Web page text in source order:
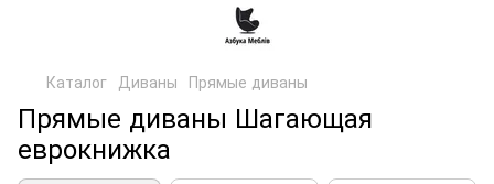
Каталог Диваны Прямые диваны
Прямые диваны Шагающая
еврокнижка